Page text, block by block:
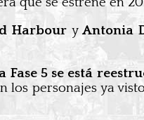
Harbour yAntonia
5 se está
personajes ya